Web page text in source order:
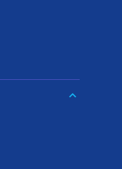
keyboard_arrow_down